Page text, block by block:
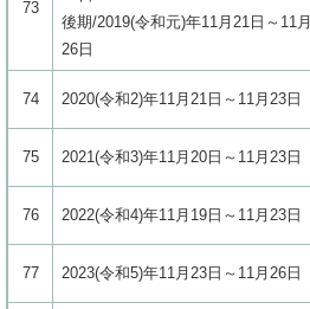
73
後期/2019(令和元)年11月21日～11月
26日
74 2020(令和2)年11月21日～11月23日
75 2021(令和3)年11月20日～11月23日
76 2022(令和4)年11月19日～11月23日
77 2023(令和5)年11月23日～11月26日